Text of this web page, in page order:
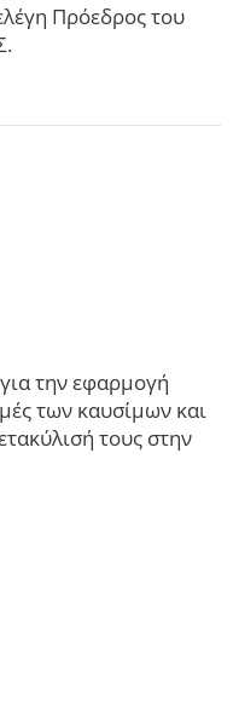
Πρόεδρος του
την εφαρμογή
των καυσίμων και
τους στην